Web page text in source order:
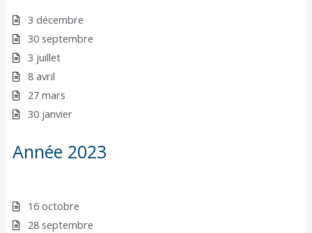
3 décembre
30 septembre
3 juillet
8 avril
27 mars
30 janvier
Année 2023
16 octobre
28 septembre